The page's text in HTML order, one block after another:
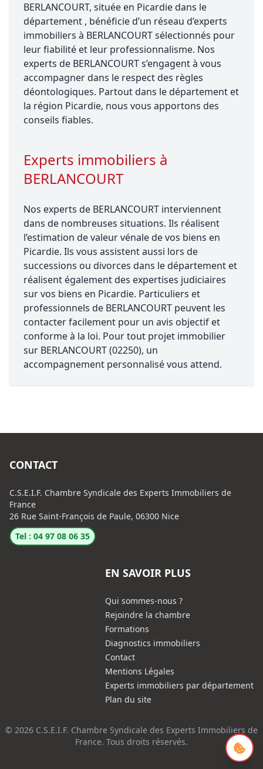
BERLANCOURT, située en Picardie dans le
département , bénéficie d’un réseau d’experts
immobiliers à BERLANCOURT sélectionnés pour
leur fiabilité et leur professionnalisme. Nos
experts de BERLANCOURT s’engagent à vous
accompagner dans le respect des règles
déontologiques. Partout dans le département et
la région Picardie, nous vous apportons des
conseils fiables.
Experts immobiliers à
BERLANCOURT
Nos experts de BERLANCOURT interviennent
dans de nombreuses situations. Ils réalisent
l’estimation de valeur vénale de vos biens en
Picardie. Ils vous assistent aussi lors de
successions ou divorces dans le département et
réalisent également des expertises judiciaires
sur vos biens en Picardie. Particuliers et
professionnels de BERLANCOURT peuvent les
contacter facilement pour un avis objectif et
conforme à la loi. Pour tout projet immobilier
sur BERLANCOURT (02250), un
accompagnement personnalisé vous attend.
CONTACT
C.S.E.I.F. Chambre Syndicale des Experts Immobiliers de
France
26 Rue Saint-François de Paule, 06300 Nice
Tel : 04 97 08 06 35
EN SAVOIR PLUS
Qui sommes-nous ?
Rejoindre la chambre
Formations
Diagnostics immobiliers
Contact
Mentions Légales
Experts immobiliers par département
Plan du site
© 2026 C.S.E.I.F. Chambre Syndicale des Experts Immobiliers de
France. Tous droits réservés.